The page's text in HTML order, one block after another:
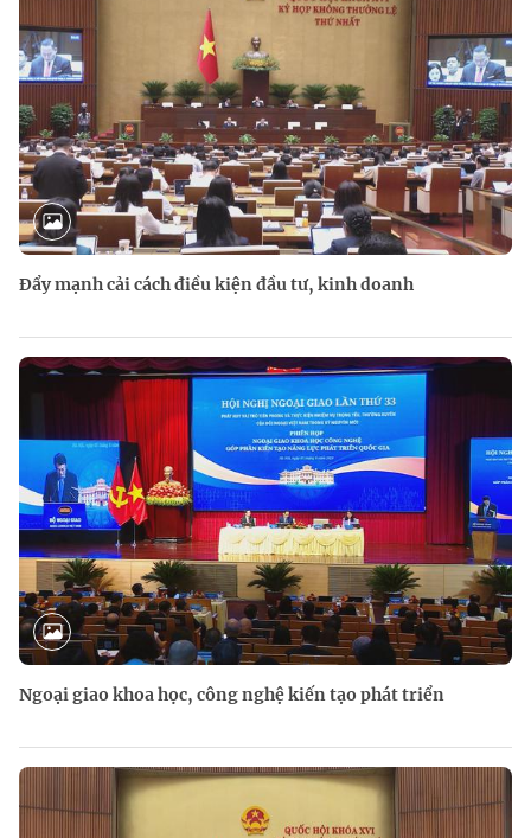
Đẩy mạnh cải cách điều kiện đầu tư, kinh doanh
Ngoại giao khoa học, công nghệ kiến tạo phát triển